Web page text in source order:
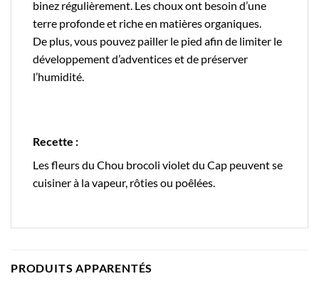
binez régulièrement. Les choux ont besoin d’une
terre profonde et riche en matières organiques.
De plus, vous pouvez pailler le pied afin de limiter le
développement d’adventices et de préserver
l’humidité.
Recette :
Les fleurs du Chou brocoli violet du Cap peuvent se
cuisiner à la vapeur, rôties ou poêlées.
PRODUITS APPARENTÉS